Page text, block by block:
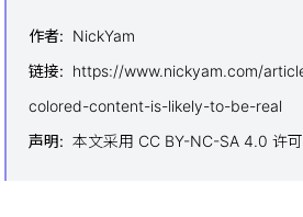
作者: NickYam
链接: https://www.nickyam.com/
colored-content-is-likely-to-be-real
声明: 本文采用 CC BY-NC-SA 4.0 许可